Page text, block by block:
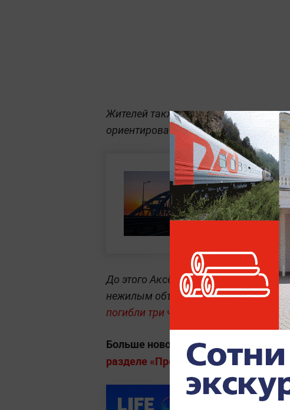
Жителей также попросили
ориентироваться на
по
До этого Аксёнов сообщилоб ударе
нежилым объектам в Симферополе.
погибли три человека, ещё семь
Больше новостей о ЧП, авариях и
разделе «Происшествия» на Life.ru.